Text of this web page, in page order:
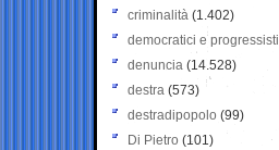
criminalità (1.402)
democratici e progressisti
denuncia (14.528)
destra (573)
destradipopolo (99)
Di Pietro (101)